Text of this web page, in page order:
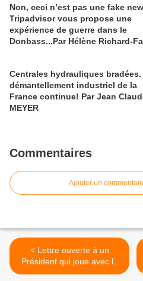
Non, ceci n’est pas une fake
Tripadvisor vous propose une
expérience de guerre dans le
Donbass...Par Hélène Richard-
Centrales hydrauliques bradées.
démantellement industriel de la
France continue! Par Jean
MEYER
Commentaires
Ajouter un
< Lettre ouverte à un
Président qui joue avec le
feu. Par Natacha Polony